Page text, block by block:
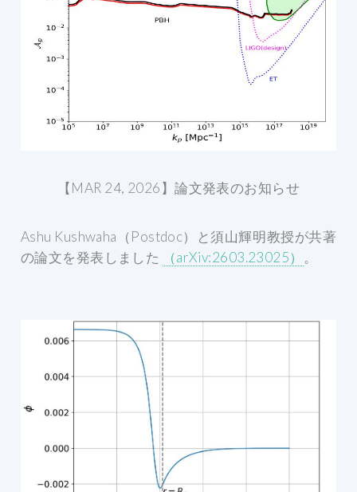
【MAR 24, 2026】論文発表のお知らせ
Ashu Kushwaha（Postdoc）と須山輝明教授が共著
の論文を発表しました
（arXiv:2603.23025） 。